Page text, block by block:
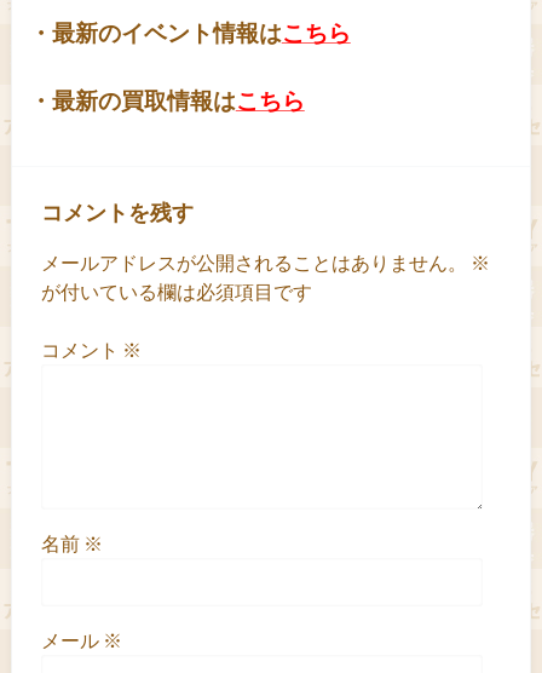
・最新のイベント情報はこちら
・最新の買取情報はこちら
コメントを残す
メールアドレスが公開されることはありません。
※
が付いている欄は必須項目です
コメント ※
名前 ※
メール ※